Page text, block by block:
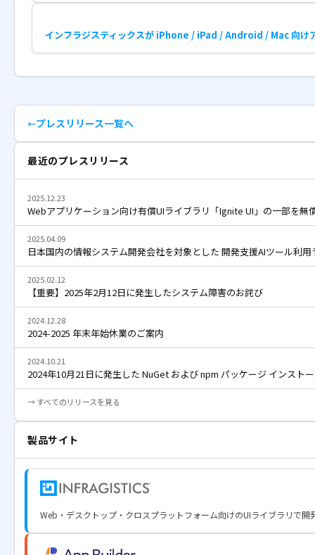
インフラジスティックスが iPhone / iPad / Android / Mac 向
プレスリリース一覧へ
最近のプレスリリース
2025.12.23
Webアプリケーション向け有償UIライブラリ「Ignite UI」の一部を無
2025.04.09
日本国内の情報システム開発会社を対象とした 開発支援AIツール利
2025.02.12
【重要】2025年2月12日に発生したシステム障害のお詫び
2024.12.28
2024-2025 年末年始休業のご案内
2024.10.21
2024年10月21日に発生した NuGet および npm パッケージ インスト
→ すべてのリリースを見る
製品サイト
Web・デスクトップ・クロスプラットフォーム向けのUIライブラリで開